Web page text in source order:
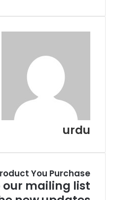
urdu
You Purchase
our mailing list